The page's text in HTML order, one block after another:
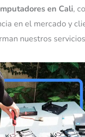
en Cali,
en el mercado y
nuestros